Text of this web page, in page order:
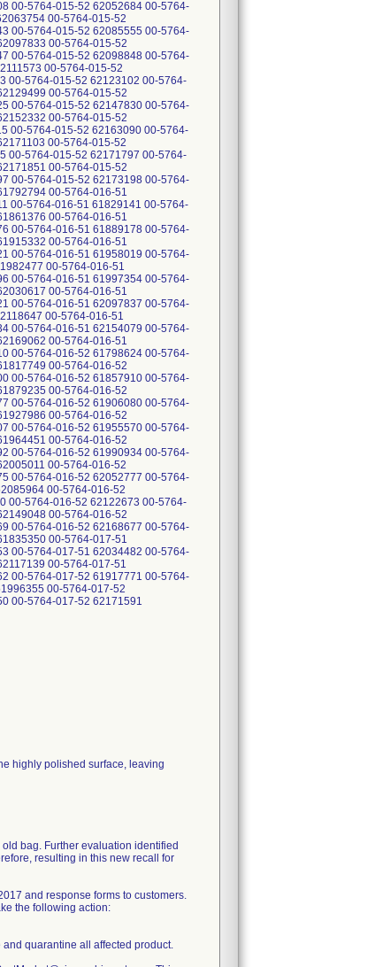
highly polished surface, leaving
bag. Further evaluation identified
resulting in this new recall for
and response forms to customers.
the following action:
quarantine all affected product.